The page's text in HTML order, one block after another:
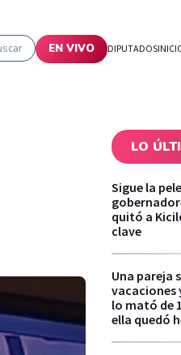
EN VIVO DIPUTADOS
LO
Sigue la
quitó a
clave
Una pareja
vacaciones
lo mató de
ella quedó